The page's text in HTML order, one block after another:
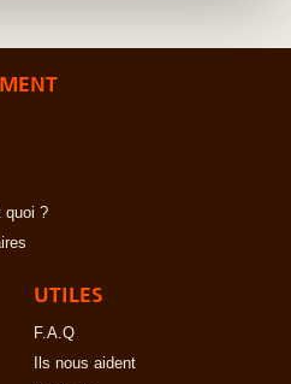
quoi ?
UTILES
F.A.Q
Ils nous aident